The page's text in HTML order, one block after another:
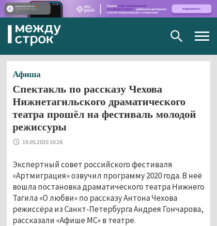
Афиша
Спектакль по рассказу Чехова
Нижнетагильского драматического
театра прошёл на фестиваль молодой
режиссуры
19.05.2020 10:26
Экспертный совет российского фестиваля
«Артмиграция» озвучил программу 2020 года. В неё
вошла постановка драматического театра Нижнего
Тагила «О любви» по рассказу Антона Чехова
режиссёра из Санкт-Петербурга Андрея Гончарова,
рассказали «Афише МС» в театре.